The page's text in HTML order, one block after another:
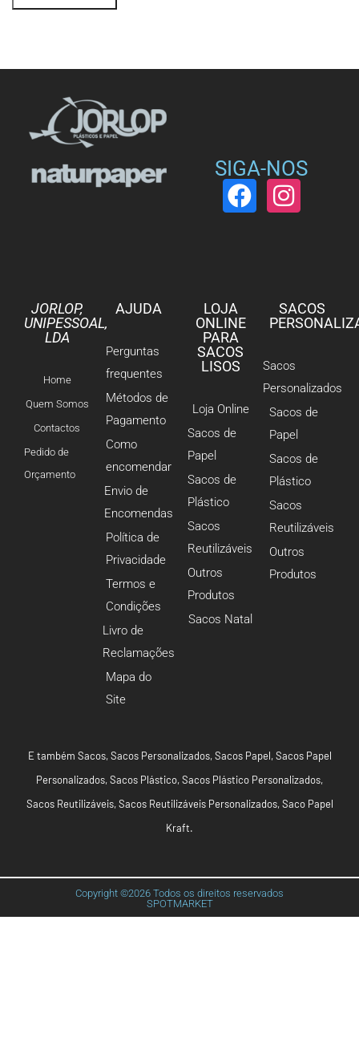
SIGA-NOS
JORLOP,
UNIPESSOAL,
LDA
Home
Quem Somos
Contactos
Pedido de
Orçamento
AJUDA
Perguntas
frequentes
Métodos de
Pagamento
Como
encomendar
Envio de
Encomendas
Política de
Privacidade
Termos e
Condições
Livro de
Reclamações
Mapa do
Site
LOJA
ONLINE
PARA
SACOS
LISOS
Loja Online
Sacos de
Papel
Sacos de
Plástico
Sacos
Reutilizáveis
Outros
Produtos
Sacos Natal
SACOS
Sacos
Personalizados
Sacos de
Papel
Sacos de
Plástico
Sacos
Reutilizáveis
Outros
Produtos
E também Sacos,Sacos Personalizados,Sacos Papel,Sacos Papel
Personalizados,Sacos Plástico,Sacos Plástico Personalizados,
Sacos Reutilizáveis,Sacos Reutilizáveis Personalizados,Saco Papel
Kraft.
Copyright ©2026 Todos os direitos reservados
SPOTMARKET